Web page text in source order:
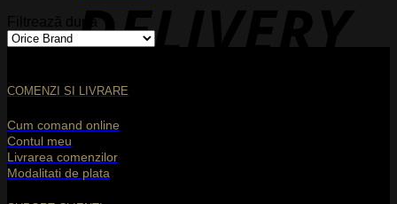
COMENZI SI LIVRARE
Cum comand online
Contul meu
Livrarea comenzilor
Modalitati de plata